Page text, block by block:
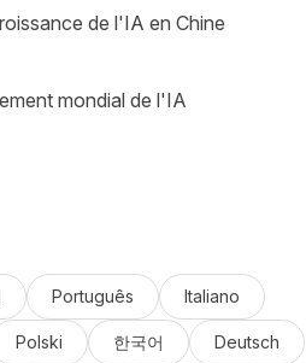
de l'IA en Chine
mondial de l'IA
Português Italiano
Polski 한국어 Deutsch